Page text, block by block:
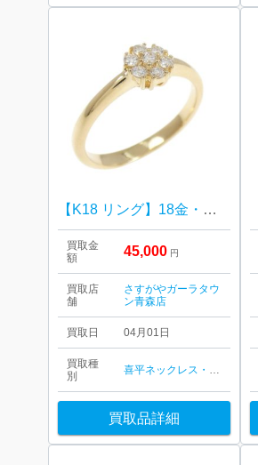
【K18 リング】18金・リング・指輪・貴金属・アクセサリー・ジュエリー
買取金
額
45,000 円
買取店
舗
さすがやガーラタウ
ン青森店
買取日 04月01日
買取種
別
喜平ネックレス・ブレスレット
買取品詳細